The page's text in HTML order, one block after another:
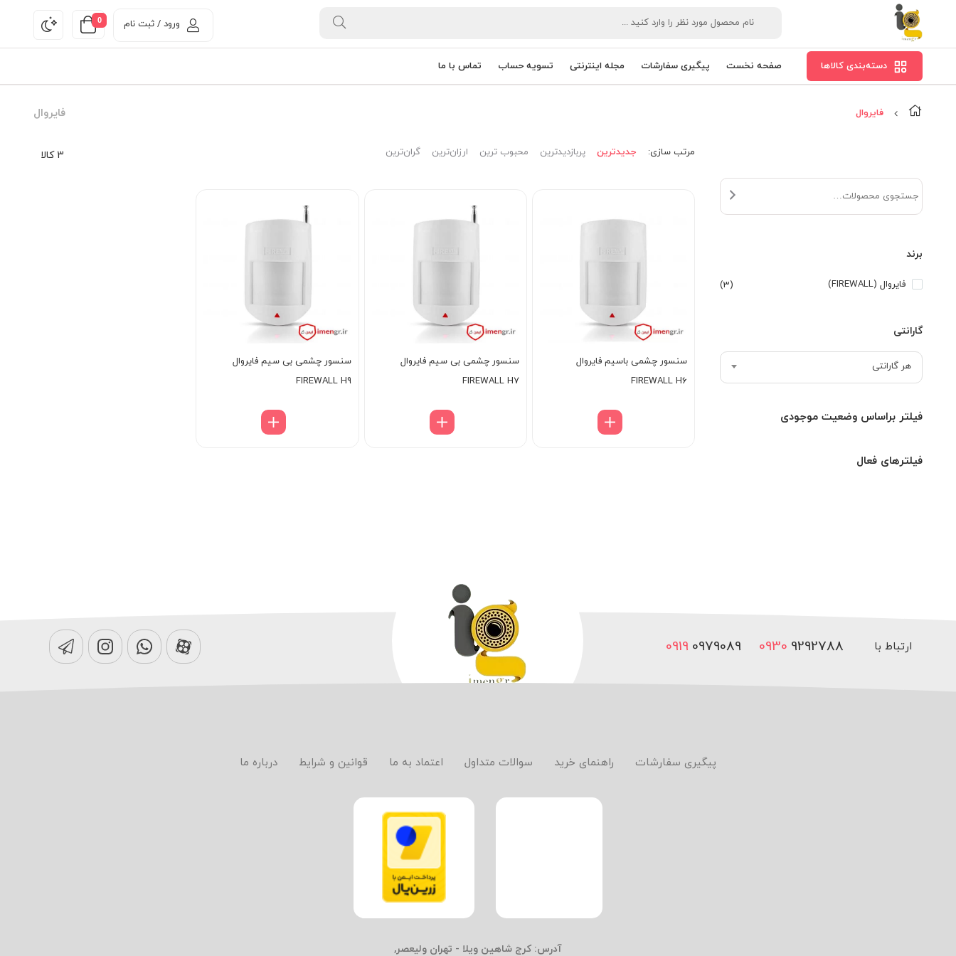
0 ورود / ثبت نام
دسته‌بندی کالاها صفحه نخست پیگیری سفارشات مجله اینترنتی تسویه حساب تماس با ما
فایروال فایروال
برند
فایروال (FIREWALL) (3)
گارانتی
هر گارانتی
فیلتر براساس وضعیت موجودی
فیلترهای فعال
3 کالا مرتب‌ سازی: جدیدترین پربازدیدترین محبوب ترین ارزان‌ترین گران‌ترین
سنسور چشمی باسیم فایروال
FIREWALL H6
سنسور چشمی بی سیم فایروال
FIREWALL H7
سنسور چشمی بی سیم فایروال
FIREWALL H9
ارتباط با 0919 0979089 0930 9292788
پیگیری سفارشات راهنمای خرید سوالات متداول اعتماد به ما قوانین و شرایط درباره ما
آدرس: کرج شاهین ویلا - تهران ولیعصر,